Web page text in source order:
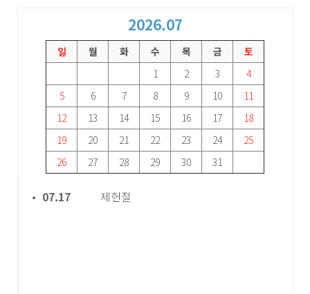
2026.07
일 월 화 수 목 금
토
1
2 3
4
5
6 7 8 9 10
11
12
13 14 15 16 17
18
19
20 21 22 23 24
25
26
27 28 29 30 31
07.17 제헌절